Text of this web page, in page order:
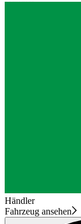
Händler
Fahrzeug ansehen